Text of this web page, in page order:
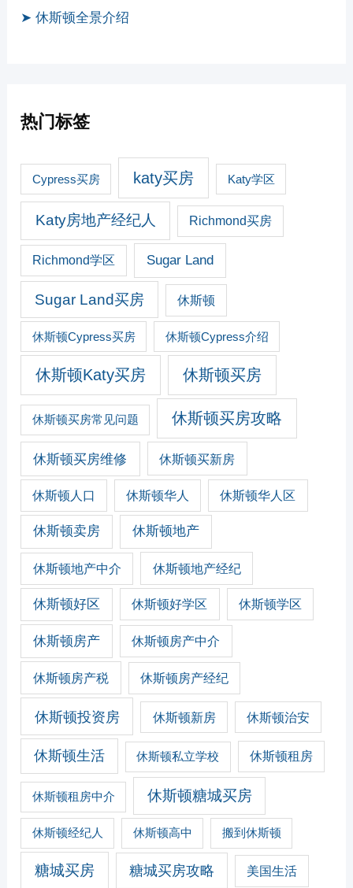
➤ 休斯顿全景介绍
热门标签
Cypress买房 katy买房 Katy学区
Katy房地产经纪人 Richmond买房
Richmond学区 Sugar Land
Sugar Land买房 休斯顿
休斯顿Cypress买房 休斯顿Cypress介绍
休斯顿Katy买房 休斯顿买房
休斯顿买房常见问题 休斯顿买房攻略
休斯顿买房维修 休斯顿买新房
休斯顿人口 休斯顿华人 休斯顿华人区
休斯顿卖房 休斯顿地产
休斯顿地产中介 休斯顿地产经纪
休斯顿好区 休斯顿好学区 休斯顿学区
休斯顿房产 休斯顿房产中介
休斯顿房产税 休斯顿房产经纪
休斯顿投资房 休斯顿新房 休斯顿治安
休斯顿生活 休斯顿私立学校 休斯顿租房
休斯顿租房中介 休斯顿糖城买房
休斯顿经纪人 休斯顿高中 搬到休斯顿
糖城买房 糖城买房攻略 美国生活